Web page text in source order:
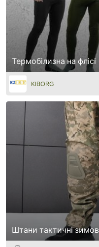
Термобілизна на флісі
KIBORG
Штани тактичні